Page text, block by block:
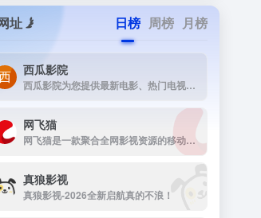
址 日榜 周榜 月榜
西瓜影院
西瓜影院为您提供最新电影、热门电视剧、综艺动漫免费在线观看，高清流畅无广告，海量片源每日更新，打造极致观影体验。
网飞猫
网飞猫是一款聚合全网影视资源的移动端播放应用，主打免费、高画...
真狼影视
真狼影视-2026全新启航真的不浪！